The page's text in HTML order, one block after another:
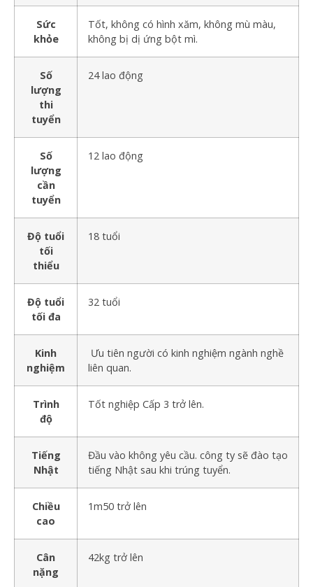
Sức
khỏe
Tốt, không có hình xăm, không mù màu,
không bị dị ứng bột mì.
Số
lượng
thi
tuyển
24 lao động
Số
lượng
cần
tuyển
12 lao động
Độ tuổi
tối
thiểu
18 tuổi
Độ tuổi
tối đa
32 tuổi
Kinh
nghiệm
Ưu tiên người có kinh nghiệm ngành nghề
liên quan.
Trình
độ
Tốt nghiệp Cấp 3 trở lên.
Tiếng
Nhật
Đầu vào không yêu cầu. công ty sẽ đào tạo
tiếng Nhật sau khi trúng tuyển.
Chiều
cao
1m50 trở lên
Cân
nặng
42kg trở lên